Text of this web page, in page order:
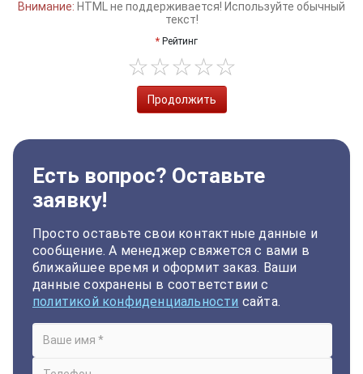
Внимание: HTML не поддерживается! Используйте обычный
текст!
Рейтинг
Продолжить
Есть вопрос? Оставьте
заявку!
Просто оставьте свои контактные данные и
сообщение. А менеджер свяжется с вами в
ближайшее время и оформит заказ. Ваши
данные сохранены в соответствии с
политикой конфиденциальности сайта.